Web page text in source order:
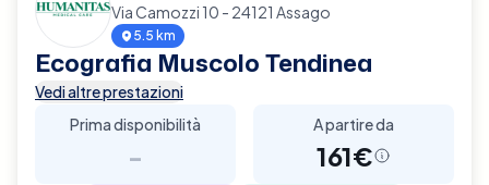
Via Camozzi 10 - 24121 Assago
5.5 km
Ecografia Muscolo Tendinea
Vedi altre prestazioni
Prima disponibilità
-
A partire da
161€